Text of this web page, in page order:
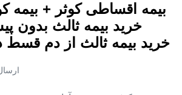
بیمه اقساطی کوثر + بیمه
خرید بیمه ثالث بدون
خرید بیمه ثالث از دم قسط